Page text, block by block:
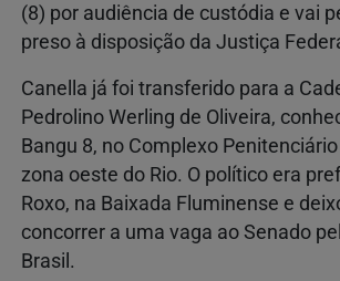
(8) por audiência de custódia e vai
preso à disposição da Justiça
Canella já foi transferido para a
Pedrolino Werling de Oliveira,
Bangu 8, no Complexo
zona oeste do Rio. O político era
Roxo, na Baixada Fluminense e
concorrer a uma vaga ao Senado
Brasil.